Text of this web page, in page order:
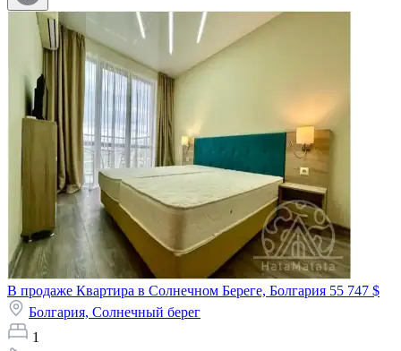
В продаже Квартира в Солнечном Береге, Болгария 55 747 $
Болгария, Солнечный берег
1